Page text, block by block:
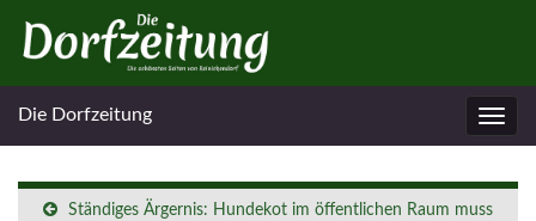
Die Dorfzeitung
Ständiges Ärgernis: Hundekot im öffentlichen Raum muss